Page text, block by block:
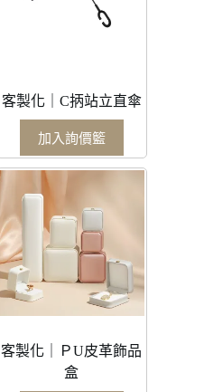
客製化｜C抦站立直傘
加入詢價籃
客製化｜ＰU皮革飾品
盒